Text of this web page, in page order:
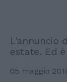
L'annuncio
estate. Ed
05 maggio